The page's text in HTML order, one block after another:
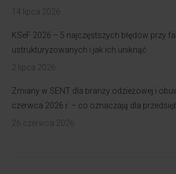
14 lipca 2026
KSeF 2026 – 5 najczęstszych błędów przy
ustrukturyzowanych i jak ich uniknąć
2 lipca 2026
Zmiany w SENT dla branży odzieżowej i
czerwca 2026 r. – co oznaczają dla
26 czerwca 2026